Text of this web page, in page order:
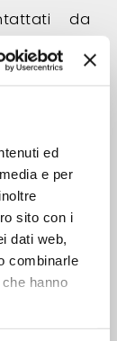
ed
e per
sito con i
dati web,
combinarle
hanno
da
lo
in quel
ottenere
a
con
dei tempi
di
semplici
dello
evitato